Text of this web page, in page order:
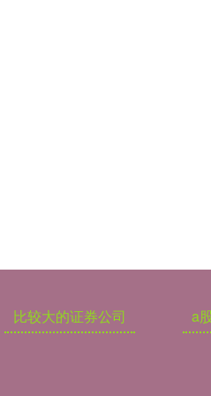
比较大的证券公司 a